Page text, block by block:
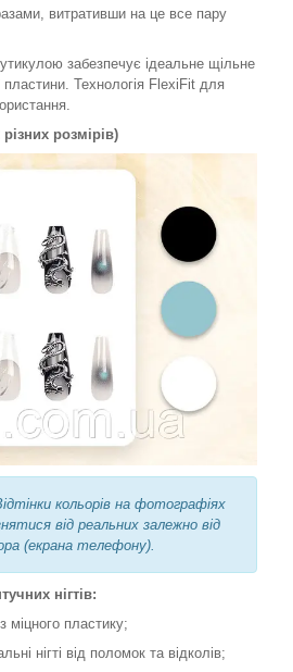
витративши на це все пару
забезпечує ідеальне щільне
пластини. Технологія FlexiFit для
розмірів)
кольорів на фотографіях
від реальних залежно від
(екрана телефону).
нігтів:
міцного пластику;
нігті від поломок та відколів;